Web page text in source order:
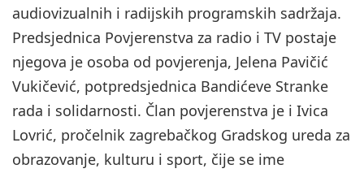
audiovizualnih i radijskih programskih sadržaja.
Predsjednica Povjerenstva za radio i TV postaje
njegova je osoba od povjerenja, Jelena Pavičić
Vukičević, potpredsjednica Bandićeve Stranke
rada i solidarnosti. Član povjerenstva je i Ivica
Lovrić, pročelnik zagrebačkog Gradskog ureda za
obrazovanje, kulturu i sport, čije se ime